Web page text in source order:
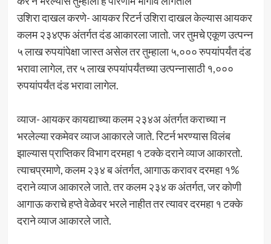
उशिरा दाखल करणे- आयकर रिटर्न उशिरा दाखल केल्यास आयकर
कलम २३४एफ अंतर्गत दंड आकारला जातो. जर तुमचे एकूण उत्पन्न
५ लाख रुपयांपेक्षा जास्त असेल तर तुम्हाला ५,००० रुपयांपर्यंत दंड
भरावा लागेल, तर ५ लाख रुपयांपर्यंतच्या उत्पन्नासाठी १,०००
रुपयांपर्यंत दंड भरावा लागेल.
व्याज- आयकर कायद्याच्या कलम २३४अ अंतर्गत कराच्या न
भरलेल्या रकमेवर व्याज आकारले जाते. रिटर्न भरण्यास विलंब
झाल्यास प्राप्तिकर विभाग दरमहा १ टक्के दराने व्याज आकारतो.
त्याचप्रमाणे, कलम २३४ ब अंतर्गत, आगाऊ करावर दरमहा १%
दराने व्याज आकारले जाते. तर कलम २३४ क अंतर्गत, जर कोणी
आगाऊ कराचे हप्ते वेळेवर भरले नाहीत तर त्यावर दरमहा १ टक्के
दराने व्याज आकारले जाते.